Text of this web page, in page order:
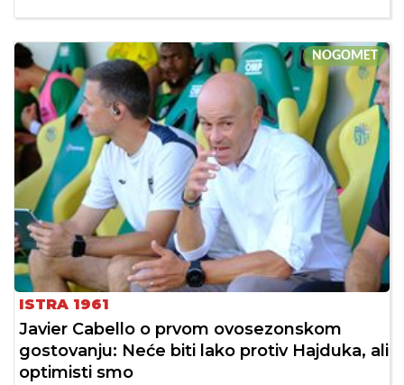
NOGOMET
ISTRA 1961
Javier Cabello o prvom ovosezonskom
gostovanju: Neće biti lako protiv Hajduka, ali
optimisti smo